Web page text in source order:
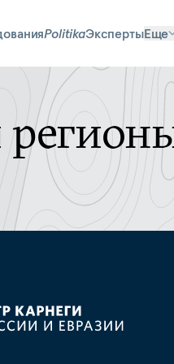
PolitikaЭкспертыЕще